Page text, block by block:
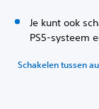
Je kunt ook
PS5-systeem
Schakelen tussen